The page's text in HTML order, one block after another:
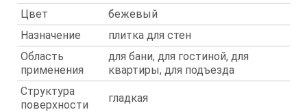
Цвет
бежевый
Назначение
плитка для стен
Область
применения
для бани, для гостиной, для
квартиры, для подъезда
Структура
поверхности
гладкая